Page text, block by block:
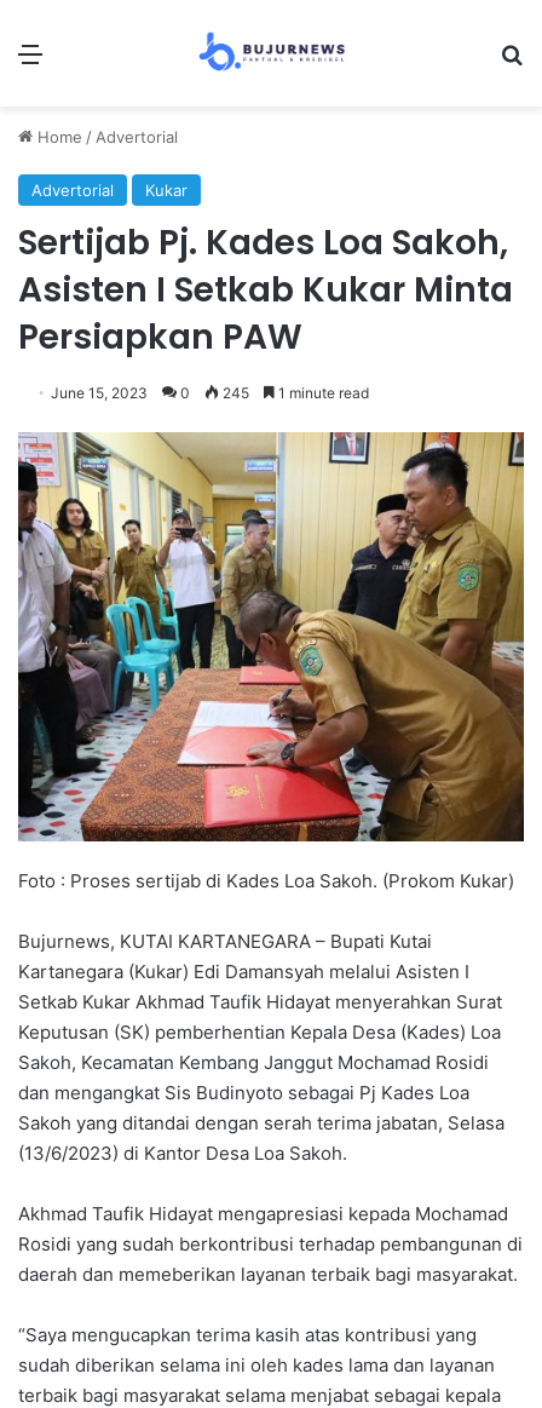
Menu
Home / Advertorial
Advertorial Kukar
Sertijab Pj. Kades Loa Sakoh,
Asisten I Setkab Kukar Minta
Persiapkan PAW
June 15, 2023 0 245 1 minute read
Foto : Proses sertijab di Kades Loa Sakoh. (Prokom Kukar)
Bujurnews, KUTAI KARTANEGARA – Bupati Kutai
Kartanegara (Kukar) Edi Damansyah melalui Asisten I
Setkab Kukar Akhmad Taufik Hidayat menyerahkan Surat
Keputusan (SK) pemberhentian Kepala Desa (Kades) Loa
Sakoh, Kecamatan Kembang Janggut Mochamad Rosidi
dan mengangkat Sis Budinyoto sebagai Pj Kades Loa
Sakoh yang ditandai dengan serah terima jabatan, Selasa
(13/6/2023) di Kantor Desa Loa Sakoh.
Akhmad Taufik Hidayat mengapresiasi kepada Mochamad
Rosidi yang sudah berkontribusi terhadap pembangunan di
daerah dan memeberikan layanan terbaik bagi masyarakat.
“Saya mengucapkan terima kasih atas kontribusi yang
sudah diberikan selama ini oleh kades lama dan layanan
terbaik bagi masyarakat selama menjabat sebagai kepala